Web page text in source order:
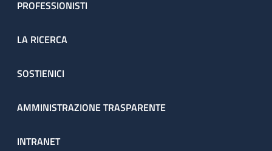
PROFESSIONISTI
LA RICERCA
SOSTIENICI
AMMINISTRAZIONE TRASPARENTE
INTRANET